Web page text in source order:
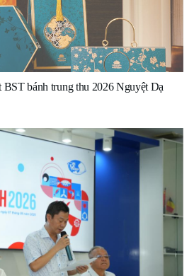
BST bánh trung thu 2026 Nguyệt Dạ